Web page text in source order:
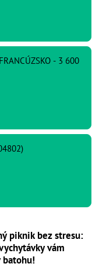
- 3 600
piknik bez stresu:
vám